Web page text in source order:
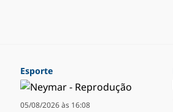
Esporte
05/08/2026 às 16:08